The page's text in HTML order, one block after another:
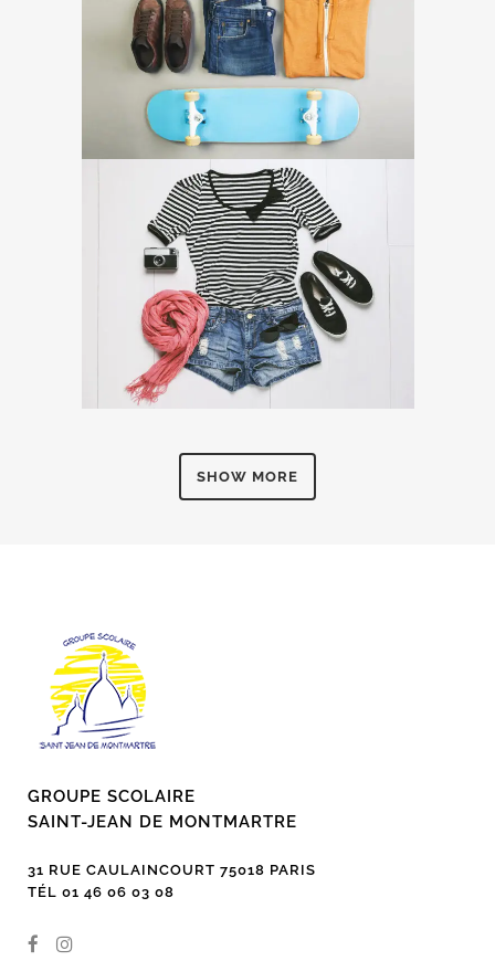
SHOW MORE
GROUPE SCOLAIRE
SAINT-JEAN DE MONTMARTRE
31 RUE CAULAINCOURT 75018 PARIS
TÉL 01 46 06 03 08